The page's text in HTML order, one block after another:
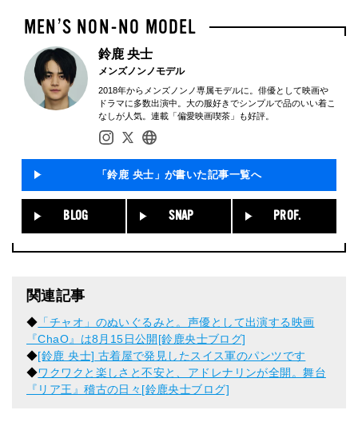
鈴鹿 央士
メンズノンノモデル
2018年からメンズノンノ専属モデルに。俳優として映画や
ドラマに多数出演中。大の服好きでシンプルで品のいい着こ
なしが人気。連載「偏愛映画喫茶」も好評。
「鈴鹿 央士」が書いた記事一覧へ
BLOG SNAP PROF.
関連記事
◆ 「チャオ」のぬいぐるみと。声優として出演する映画
『ChaO』は8月15日公開[鈴鹿央士ブログ]
◆[鈴鹿 央士] 古着屋で発見したスイス軍のパンツです
◆ワクワクと楽しさと不安と、アドレナリンが全開。舞台
『リア王』稽古の日々[鈴鹿央士ブログ]